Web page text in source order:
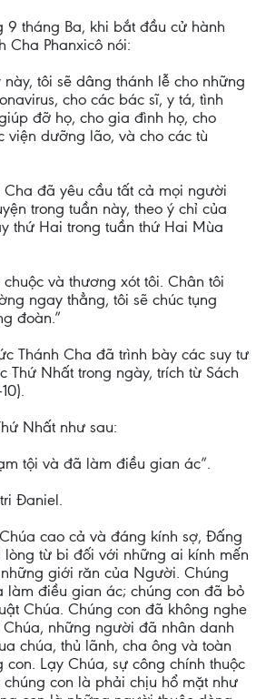
9 tháng Ba, khi bắt đầu cử hành
Cha Phanxicô nói:
này, tôi sẽ dâng thánh lễ cho những
cho các bác sĩ, y tá, tình
đỡ họ, cho gia đình họ, cho
viện dưỡng lão, và cho các tù
Cha đã yêu cầu tất cả mọi người
trong tuần này, theo ý chỉ của
thứ Hai trong tuần thứ Hai Mùa
và thương xót tôi. Chân tôi
ngay thẳng, tôi sẽ chúc tụng
đoàn.”
Thánh Cha đã trình bày các suy tư
Thứ Nhất trong ngày, trích từ Sách
Nhất như sau:
tội và đã làm điều gian ác”.
Ðaniel.
cao cả và đáng kính sợ, Ðấng
từ bi đối với những ai kính mến
giới răn của Người. Chúng
làm điều gian ác; chúng con đã bỏ
Chúa. Chúng con đã không nghe
những người đã nhân danh
chúa, thủ lãnh, cha ông và toàn
Lạy Chúa, sự công chính thuộc
con là phải chịu hổ mặt như